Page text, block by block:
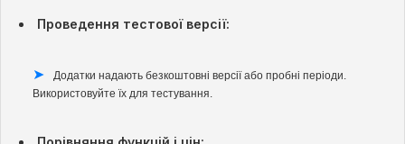
Проведення тестової версії:
Додатки надають безкоштовні версії або пробні періоди.
Використовуйте їх для тестування.